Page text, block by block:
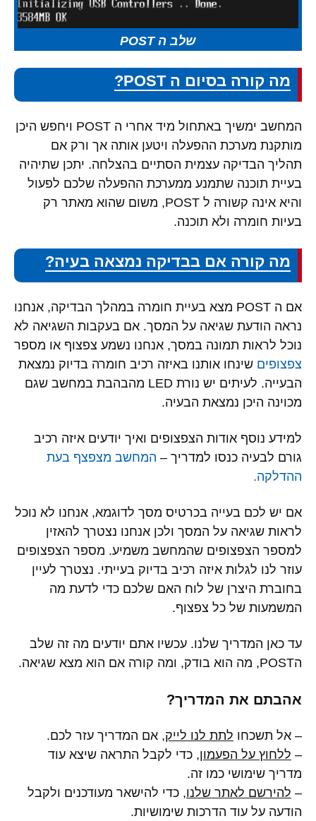
שלב ה POST
מה קורה בסיום ה POST?
המחשב ימשיך באתחול מיד אחרי ה POST ויחפש היכן
מותקנת מערכת ההפעלה ויטען אותה אך ורק אם
תהליך הבדיקה עצמית הסתיים בהצלחה. יתכן שתיהיה
בעיית תוכנה שתמנע ממערכת ההפעלה שלכם לפעול
והיא אינה קשורה ל POST, משום שהוא מאתר רק
בעיות חומרה ולא תוכנה.
מה קורה אם בבדיקה נמצאה בעיה?
אם ה POST מצא בעיית חומרה במהלך הבדיקה, אנחנו
נראה הודעת שגיאה על המסך. אם בעקבות השגיאה לא
נוכל לראות תמונה במסך, אנחנו נשמע צפצוף או מספר
צפצופים שינחו אותנו באיזה רכיב חומרה בדיוק נמצאת
הבעייה. לעיתים יש נורת LED מהבהבת במחשב שגם
מכוינה היכן נמצאת הבעיה.
למידע נוסף אודות הצפצופים ואיך יודעים איזה רכיב
גורם לבעיה כנסו למדריך – המחשב מצפצף בעת
ההדלקה.
אם יש לכם בעייה בכרטיס מסך לדוגמא, אנחנו לא נוכל
לראות שגיאה על המסך ולכן אנחנו נצטרך להאזין
למספר הצפצופים שהמחשב משמיע. מספר הצפצופים
עוזר לנו לגלות איזה רכיב בדיוק בעייתי. נצטרך לעיין
בחוברת היצרן של לוח האם שלכם כדי לדעת מה
המשמעות של כל צפצוף.
עד כאן המדריך שלנו. עכשיו אתם יודעים מה זה שלב
הPOST, מה הוא בודק, ומה קורה אם הוא מצא שגיאה.
אהבתם את המדריך?
– אל תשכחו לתת לנו לייק, אם המדריך עזר לכם.
– ללחוץ על הפעמון, כדי לקבל התראה שיצא עוד
מדריך שימושי כמו זה.
– להירשם לאתר שלנו, כדי להישאר מעודכנים ולקבל
הודעה על עוד הדרכות שימושיות.